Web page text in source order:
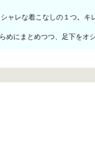
ャレな着こなしの１つ。
にまとめつつ、足下をオ